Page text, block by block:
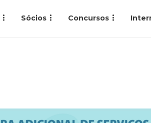
Sócios Concursos